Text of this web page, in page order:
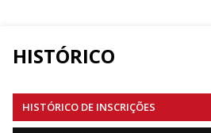
HISTÓRICO
HISTÓRICO DE INSCRIÇÕES